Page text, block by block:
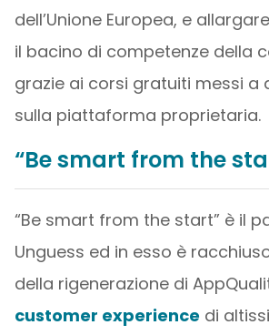
dell’Unione Europea, e
il bacino di competenze della
grazie ai corsi gratuiti messi a
sulla piattaforma proprietaria.
“Be smart from the
“Be smart from the start” è il
Unguess ed in esso è
della rigenerazione di
customer experience di